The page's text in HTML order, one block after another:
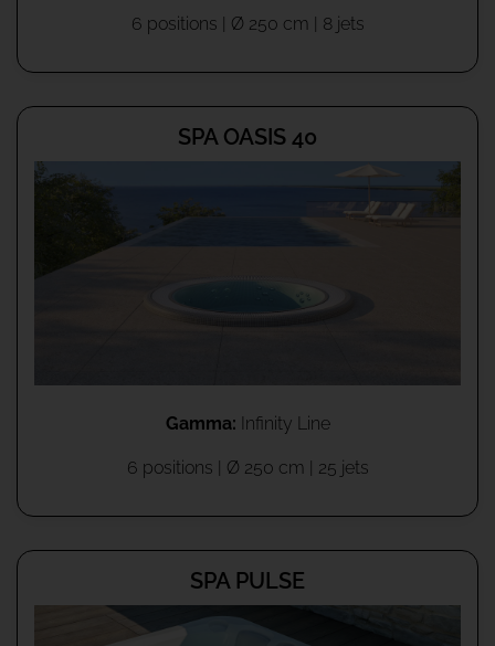
6 positions | Ø 250 cm | 8 jets
SPA OASIS 40
Gamma: Infinity Line
6 positions | Ø 250 cm | 25 jets
SPA PULSE